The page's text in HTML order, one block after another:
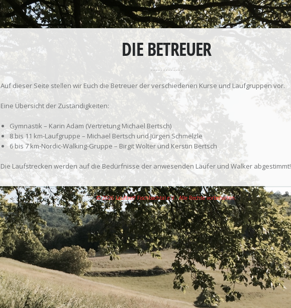
DIE BETREUER
Auf dieser Seite stellen wir Euch die Betreuer der verschiedenen Kurse und Laufgruppen vor.
Eine Übersicht der Zuständigkeiten:
Gymnastik – Karin Adam (Vertretung Michael Bertsch)
8 bis 11 km-Laufgruppe – Michael Bertsch und Jürgen Schmelzle
6 bis 7 km-Nordic-Walking-Gruppe – Birgit Wolter und Kerstin Bertsch
Die Laufstrecken werden auf die Bedürfnisse der anwesenden Läufer und Walker abgestimmt!
© 2026 Lauftreff Fischbachtal e.V.. Alle Rechte vorbehalten.